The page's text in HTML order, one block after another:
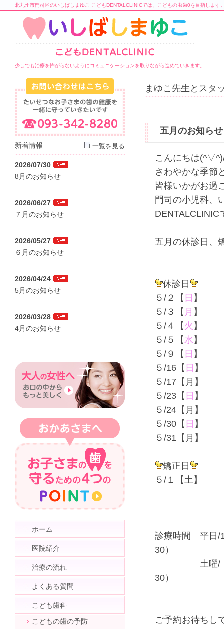
北九州市門司区のいしばしまゆこ こどもDENTALCLINICでは、こどもの虫歯0を目指します
少しでも治療を怖がらないようにコミュニケーションを取りながら進めていきます。
まゆこ先生とスタ
五月のお知らせ
こんにちは
さわやかな季節
皆様いかがお過
門司の小児科、
DENTALCLINIC
五月の休診日、
休診日
５/２【 日 】
５/３【 月 】
５/４【 火 】
５/５【水 】
５/９【 日 】
５/16【 日 】
５/17【月】
５/23【 日 】
５/24【月】
５/30【 日 】
５/31【月】
矯正日
５/１【土】
診療時間 平日/
30）
土曜/ 9：
30）
ご予約お待ちし
新着情報 一覧を見る
2026/07/30
8月のお知らせ
2026/06/27
７月のお知らせ
2026/05/27
６月のお知らせ
2026/04/24
5月のお知らせ
2026/03/28
4月のお知らせ
ホーム
医院紹介
治療の流れ
よくある質問
こども歯科
こどもの歯の予防